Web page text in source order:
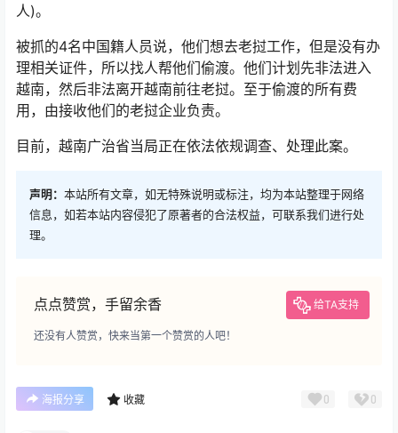
人)。
被抓的4名中国籍人员说，他们想去老挝工作，但是没有办
理相关证件，所以找人帮他们偷渡。他们计划先非法进入
越南，然后非法离开越南前往老挝。至于偷渡的所有费
用，由接收他们的老挝企业负责。
目前，越南广治省当局正在依法依规调查、处理此案。
声明： 本站所有文章，如无特殊说明或标注，均为本站整理于网络
信息，如若本站内容侵犯了原著者的合法权益，可联系我们进行处
理。
点点赞赏，手留余香 给TA支持
还没有人赞赏，快来当第一个赞赏的人吧！
海报分享 收藏 0 0